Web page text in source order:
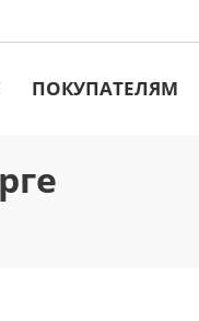
ПОКУПАТЕЛЯМ